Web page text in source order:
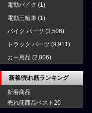
電動バイク (1)
電動三輪車 (1)
バイク パーツ (3,506)
トラック パーツ (9,911)
カー用品 (2,806)
新着/売れ筋ランキング
新着商品
売れ筋商品ベスト20